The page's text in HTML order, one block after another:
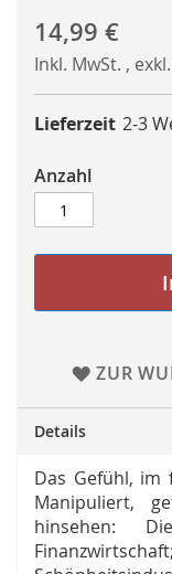
14,99 €
Inkl. MwSt. , exkl.
Lieferzeit 2-3
Anzahl
ZUR
Details
Das Gefühl, im
Manipuliert,
hinsehen: